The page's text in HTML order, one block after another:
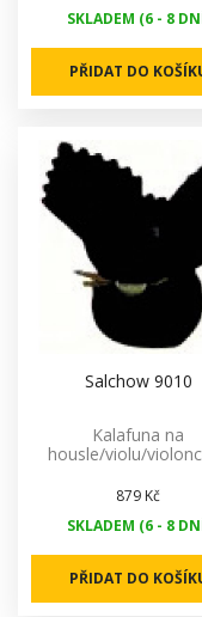
SKLADEM (6 - 8
PŘIDAT DO
Salchow 9010
Kalafuna na
housle/violu/
879 Kč
SKLADEM (6 - 8
PŘIDAT DO